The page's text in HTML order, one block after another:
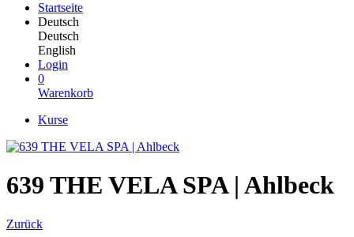
Startseite
Deutsch
Deutsch
English
Login
0
Warenkorb
Kurse
639 THE VELA SPA | Ahlbeck
Zurück